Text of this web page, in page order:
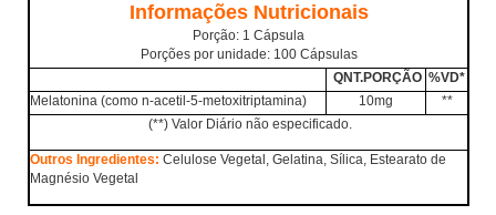
Informações Nutricionais
Porção: 1 Cápsula
Porções por unidade: 100 Cápsulas
QNT.PORÇÃO %VD*
Melatonina (como n-acetil-5-metoxitriptamina)
10mg
**
(**) Valor Diário não especificado.
Outros Ingredientes: Celulose Vegetal, Gelatina, Sílica, Estearato de
Magnésio Vegetal